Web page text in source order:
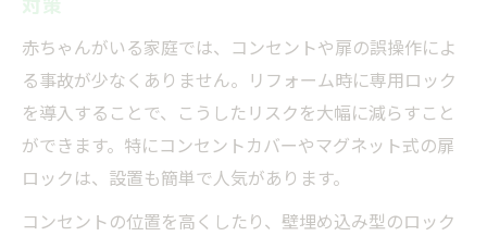
赤ちゃんがいる家庭では、コンセントや扉の誤操作によ
る事故が少なくありません。リフォーム時に専用ロック
を導入することで、こうしたリスクを大幅に減らすこと
ができます。特にコンセントカバーやマグネット式の扉
ロックは、設置も簡単で人気があります。
コンセントの位置を高くしたり、壁埋め込み型のロック